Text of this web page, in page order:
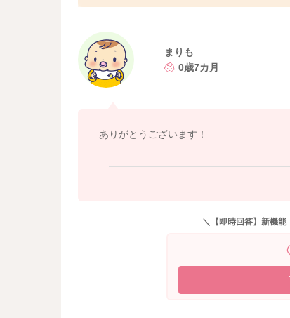
そのため、赤ちゃんに接種しても効果が十
ち込まないようにすることが感染予防の主
成人家族のインフルエンザワクチンの接種
よろしくお願いします。
まりも
0歳7カ月
ありがとうございます！
＼【即時回答】新機